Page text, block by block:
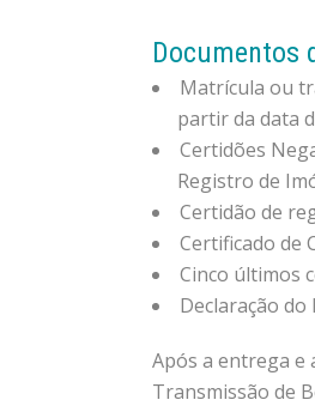
Documentos
Matrícula ou
partir da data
Certidões
Registro de
Certidão de
Certificado de
Cinco últimos
Declaração
Após a entrega e
Transmissão de